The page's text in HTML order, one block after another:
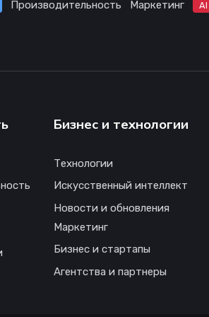
Производительность Маркетинг AI
Бизнес и технологии
Технологии
Искусственный интеллект
Новости и обновления
Маркетинг
Бизнес и стартапы
Агентства и партнеры